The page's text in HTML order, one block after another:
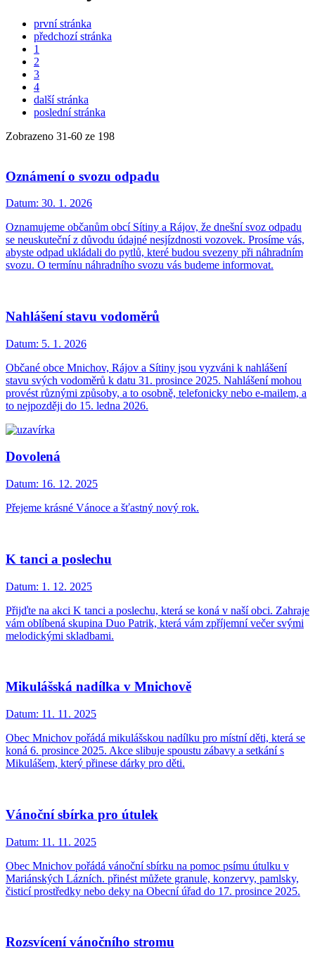
první stránka
předchozí stránka
1
2
3
4
další stránka
poslední stránka
Zobrazeno 31-60 ze 198
Oznámení o svozu odpadu
Datum: 30. 1. 2026
Oznamujeme občanům obcí Sítiny a Rájov, že dnešní svoz odpadu
se neuskuteční z důvodu údajné nesjízdnosti vozovek. Prosíme vás,
abyste odpad ukládali do pytlů, které budou svezeny při náhradním
svozu. O termínu náhradního svozu vás budeme informovat.
Nahlášení stavu vodoměrů
Datum: 5. 1. 2026
Občané obce Mnichov, Rájov a Sítiny jsou vyzváni k nahlášení
stavu svých vodoměrů k datu 31. prosince 2025. Nahlášení mohou
provést různými způsoby, a to osobně, telefonicky nebo e-mailem, a
to nejpozději do 15. ledna 2026.
Dovolená
Datum: 16. 12. 2025
Přejeme krásné Vánoce a šťastný nový rok.
K tanci a poslechu
Datum: 1. 12. 2025
Přijďte na akci K tanci a poslechu, která se koná v naší obci. Zahraje
vám oblíbená skupina Duo Patrik, která vám zpříjemní večer svými
melodickými skladbami.
Mikulášská nadílka v Mnichově
Datum: 11. 11. 2025
Obec Mnichov pořádá mikulášskou nadílku pro místní děti, která se
koná 6. prosince 2025. Akce slibuje spoustu zábavy a setkání s
Mikulášem, který přinese dárky pro děti.
Vánoční sbírka pro útulek
Datum: 11. 11. 2025
Obec Mnichov pořádá vánoční sbírku na pomoc psímu útulku v
Mariánských Lázních. přinést můžete granule, konzervy, pamlsky,
čisticí prostředky nebo deky na Obecní úřad do 17. prosince 2025.
Rozsvícení vánočního stromu